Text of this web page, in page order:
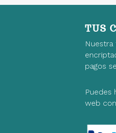
TUS
Nuestra
pagos
Puedes
web